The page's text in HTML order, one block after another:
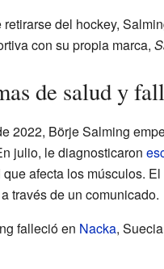
retirarse del hockey,
con su propia marca,
de salud y
2022, Börje Salming
julio, le diagnosticaron
afecta los músculos.
través de un comunicado.
falleció en Nacka,